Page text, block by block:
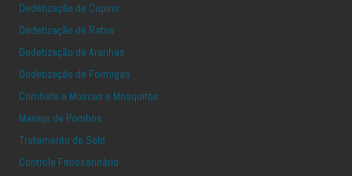
Dedetização de Cupins
Dedetização de Ratos
Dedetização de Aranhas
Dedetização de Formigas
Combate a Moscas e Mosquitos
Manejo de Pombos
Tratamento de Solo
Controle Fitossanitário